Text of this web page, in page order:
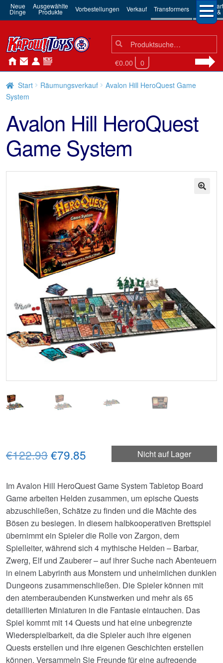
Neue
Dinge
Ausgewählte
Produkte Vorbestellungen Verkauf Transformers 3rd
Robots
Suchen
nach:
Suche
€0.00 0
Start Räumungsverkauf
Avalon Hill HeroQuest Game
System
Avalon Hill HeroQuest
Game System
Nicht auf Lager
€122.93Ursprünglicher
war:
€122.93
€79.85
ist:
€79.85.
Im Avalon Hill HeroQuest Game System Tabletop Board
Game arbeiten Helden zusammen, um epische Quests
abzuschließen, Schätze zu finden und die Mächte des
Bösen zu besiegen. In diesem halbkooperativen Brettspiel
übernimmt ein Spieler die Rolle von Zargon, dem
Spielleiter, während sich 4 mythische Helden – Barbar,
Zwerg, Elf und Zauberer – auf ihrer Suche nach Abenteuern
in einem Labyrinth aus Monstern und unheimlichen dunklen
Dungeons zusammenschließen. Die Spieler können mit
den atemberaubenden Kunstwerken und mehr als 65
detaillierten Miniaturen in die Fantasie eintauchen. Das
Spiel kommt mit 14 Quests und hat eine unbegrenzte
Wiederspielbarkeit, da die Spieler auch ihre eigenen
Quests erstellen und ihre eigenen Geschichten erstellen
können. Versammeln Sie Freunde für eine aufregende